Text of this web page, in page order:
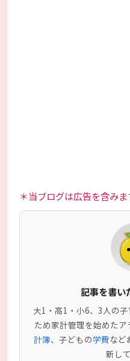
＊当ブログは広告を含みま
記事を書い
大1・高1・小6、3人の
ため家計管理を始めたア
計簿、子どもの学費など
新し